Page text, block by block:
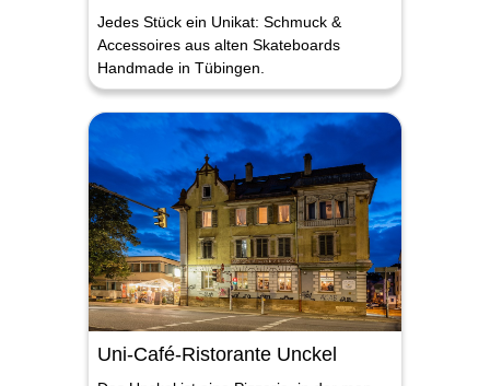
Jedes Stück ein Unikat: Schmuck &
Accessoires aus alten Skateboards
Handmade in Tübingen.
Uni-Café-Ristorante Unckel